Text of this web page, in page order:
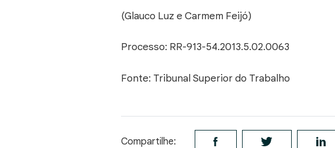
(Glauco Luz e Carmem Feijó)
Processo: RR-913-54.2013.5.02.0063
Fonte: Tribunal Superior do Trabalho
Compartilhe: